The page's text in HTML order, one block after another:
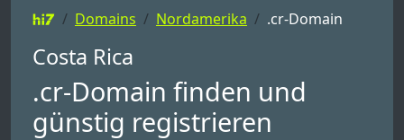
Domains Nordamerika .cr-Domain
Costa Rica
.cr-Domain finden und
günstig registrieren